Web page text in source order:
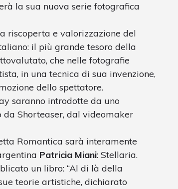
la sua nuova serie fotografica
riscoperta e valorizzazione del
il più grande tesoro della
che nelle fotografie
in una tecnica di sua invenzione,
dello spettatore.
saranno introdotte da uno
Shorteaser, dal videomaker
Romantica sarà interamente
Patricia Miani: Stellaria.
un libro: “Al di là della
teorie artistiche, dichiarato